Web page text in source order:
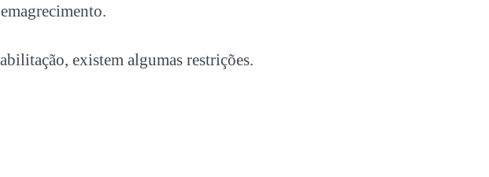
existem algumas restrições.